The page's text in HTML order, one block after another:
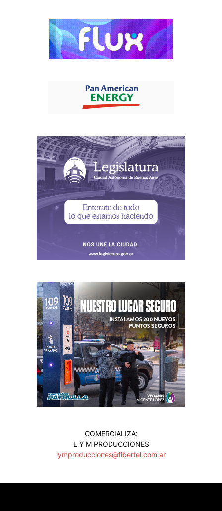
COMERCIALIZA:
L Y M PRODUCCIONES
lymproducciones@fibertel.com.ar